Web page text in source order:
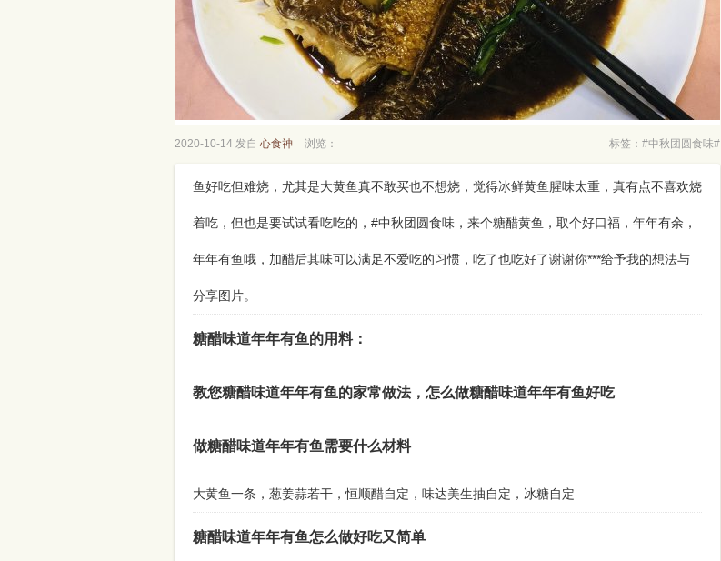
2020-10-14 发自 心食神 浏览： 标签：#中秋团圆食味#
鱼好吃但难烧，尤其是大黄鱼真不敢买也不想烧，觉得冰鲜黄鱼腥味太重，真有点不喜欢烧
着吃，但也是要试试看吃吃的，#中秋团圆食味，来个糖醋黄鱼，取个好口福，年年有余，
年年有鱼哦，加醋后其味可以满足不爱吃的习惯，吃了也吃好了谢谢你***给予我的想法与
分享图片。
糖醋味道年年有鱼的用料：
教您糖醋味道年年有鱼的家常做法，怎么做糖醋味道年年有鱼好吃
做糖醋味道年年有鱼需要什么材料
大黄鱼一条，葱姜蒜若干，恒顺醋自定，味达美生抽自定，冰糖自定
糖醋味道年年有鱼怎么做好吃又简单